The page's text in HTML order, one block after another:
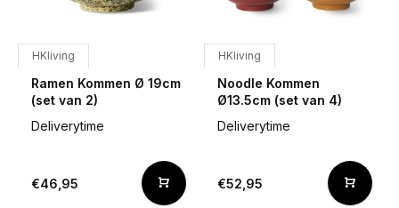
HKliving
Ramen Kommen Ø 19cm
(set van 2)
Deliverytime
€46,95
HKliving
Noodle Kommen
Ø13.5cm (set van 4)
Deliverytime
€52,95